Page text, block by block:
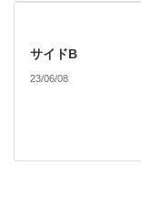
サイドB
23/06/08